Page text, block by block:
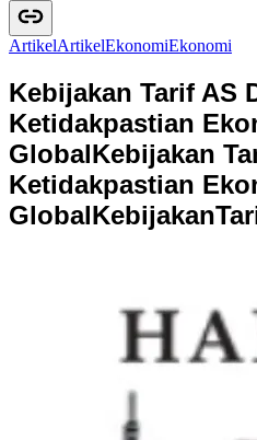
ArtikelArtikelEkonomiEkonomi
Kebijakan Tarif AS
Ketidakpastian
GlobalKebijakan
Ketidakpastian
GlobalKebijakanTar